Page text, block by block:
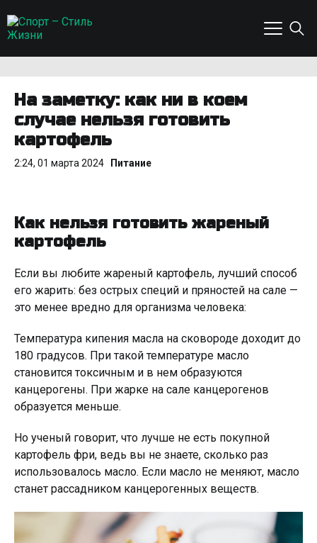
На заметку: как ни в коем
случае нельзя готовить
картофель
2:24, 01 марта 2024 Питание
Как нельзя готовить жареный
картофель
Если вы любите жареный картофель, лучший способ
его жарить: без острых специй и пряностей на сале —
это менее вредно для организма человека:
Температура кипения масла на сковороде доходит до
180 градусов. При такой температуре масло
становится токсичным и в нем образуются
канцерогены. При жарке на сале канцерогенов
образуется меньше.
Но ученый говорит, что лучше не есть покупной
картофель фри, ведь вы не знаете, сколько раз
использовалось масло. Если масло не меняют, масло
станет рассадником канцерогенных веществ.